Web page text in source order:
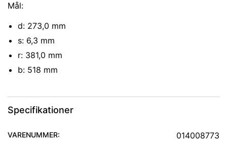
Mål:
d: 273,0 mm
s: 6,3 mm
r: 381,0 mm
b: 518 mm
Specifikationer
VARENUMMER: 014008773